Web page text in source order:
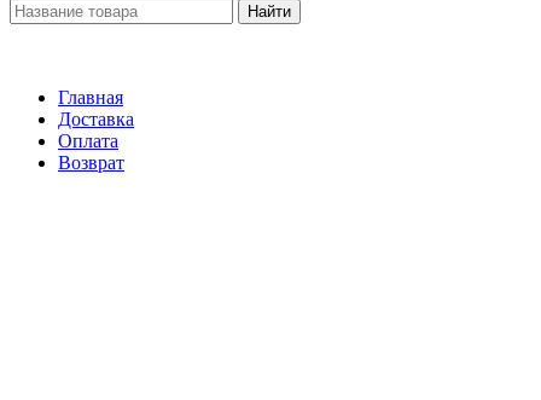
Найти
Главная
Доставка
Оплата
Возврат